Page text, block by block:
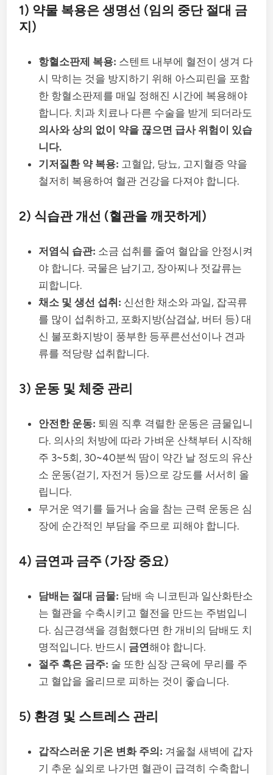
1) 약물 복용은 생명선 (임의 중단 절대 금
지)
항혈소판제 복용: 스텐트 내부에 혈전이 생겨 다
시 막히는 것을 방지하기 위해 아스피린을 포함
한 항혈소판제를 매일 정해진 시간에 복용해야
합니다. 치과 치료나 다른 수술을 받게 되더라도
의사와 상의 없이 약을 끊으면 급사 위험이 있습
니다.
기저질환 약 복용: 고혈압, 당뇨, 고지혈증 약을
철저히 복용하여 혈관 건강을 다져야 합니다.
2) 식습관 개선 (혈관을 깨끗하게)
저염식 습관: 소금 섭취를 줄여 혈압을 안정시켜
야 합니다. 국물은 남기고, 장아찌나 젓갈류는
피합니다.
채소 및 생선 섭취: 신선한 채소와 과일, 잡곡류
를 많이 섭취하고, 포화지방(삼겹살, 버터 등) 대
신 불포화지방이 풍부한 등푸른선선이나 견과
류를 적당량 섭취합니다.
3) 운동 및 체중 관리
안전한 운동: 퇴원 직후 격렬한 운동은 금물입니
다. 의사의 처방에 따라 가벼운 산책부터 시작해
주 3~5회, 30~40분씩 땀이 약간 날 정도의 유산
소 운동(걷기, 자전거 등)으로 강도를 서서히 올
립니다.
무거운 역기를 들거나 숨을 참는 근력 운동은 심
장에 순간적인 부담을 주므로 피해야 합니다.
4) 금연과 금주 (가장 중요)
담배는 절대 금물: 담배 속 니코틴과 일산화탄소
는 혈관을 수축시키고 혈전을 만드는 주범입니
다. 심근경색을 경험했다면 한 개비의 담배도 치
명적입니다. 반드시 금연해야 합니다.
절주 혹은 금주: 술 또한 심장 근육에 무리를 주
고 혈압을 올리므로 피하는 것이 좋습니다.
5) 환경 및 스트레스 관리
갑작스러운 기온 변화 주의: 겨울철 새벽에 갑자
기 추운 실외로 나가면 혈관이 급격히 수축합니